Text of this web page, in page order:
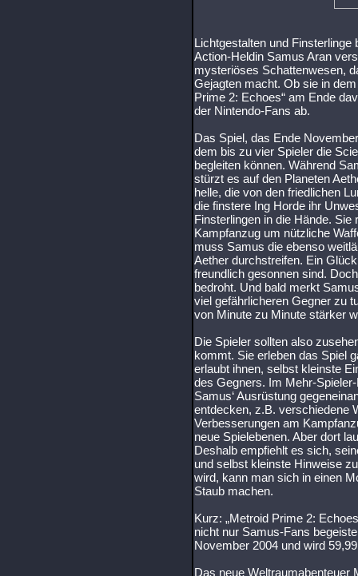
Lichtgestalten und Finsterlinge
Action-Heldin Samus Aran
mysteriöses Schattenwesen,
Gejagten macht. Ob sie in
Prime 2: Echoes“ am Ende
der Nintendo-Fans ab.
Das Spiel, das Ende
dem bis zu vier Spieler die
begleiten können. Während
stürzt es auf den Planeten
helle, die von den friedlichen
die finstere Ing Horde ihr
Finsterlingen in die Hände.
Kampfanzug um nützliche
muss Samus die ebenso
Aether durchstreifen. Ein
freundlich gesonnen sind.
bedroht. Und bald merkt
viel gefährlicheren Gegner zu
von Minute zu Minute stärker
Die Spieler sollten also
kommt. Sie erleben das Spiel
erlaubt ihnen, selbst kleinste
des Gegners. Im Mehr-
Samus‘ Ausrüstung
entdecken, z.B. verschiedene
Verbesserungen am
neue Spielebenen. Aber dort
Deshalb empfiehlt es sich,
und selbst kleinste Hinweise
wird, kann man sich in einen
Staub machen.
Kurz: „Metroid Prime 2:
nicht nur Samus-Fans
November 2004 und wird
Das neue Weltraumabenteuer